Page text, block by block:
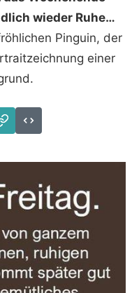
wieder Ruhe…
Pinguin, der
einer
Link
Code